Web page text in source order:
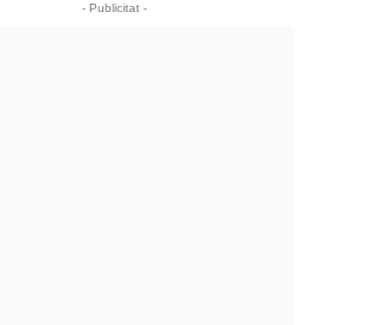
- Publicitat -